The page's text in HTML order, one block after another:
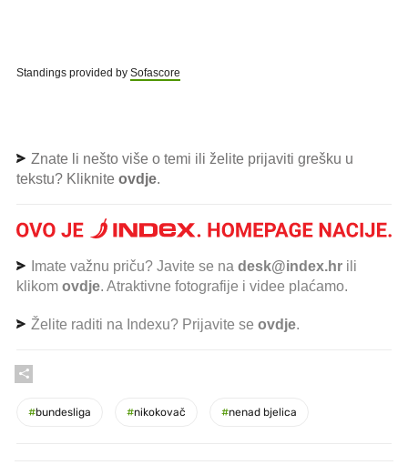
Standings provided by Sofascore
Znate li nešto više o temi ili želite prijaviti grešku u
tekstu? Kliknite ovdje.
Imate važnu priču? Javite se na desk@index.hr ili
klikom ovdje. Atraktivne fotografije i videe plaćamo.
Želite raditi na Indexu? Prijavite se ovdje.
#bundesliga #nikokovač #nenad bjelica